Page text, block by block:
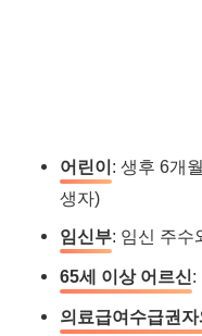
어린이: 생후 6개
생자)
임신부: 임신 주수
65세 이상 어르신:
의료급여수급권